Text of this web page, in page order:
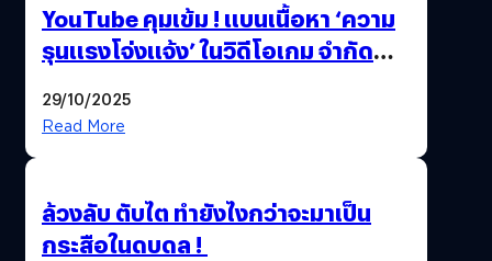
YouTube คุมเข้ม ! แบนเนื้อหา ‘ความ
รุนแรงโจ่งแจ้ง’ ในวิดีโอเกม จำกัด
29/10/2025
Read More
ล้วงลับ ตับไต ทำยังไงกว่าจะมาเป็น
กระสือในดบดล !